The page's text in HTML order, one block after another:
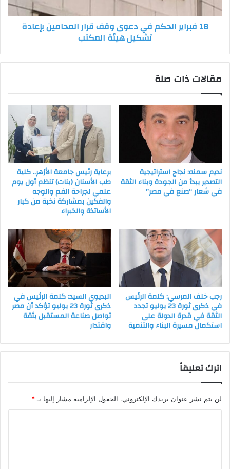
المحامين
بإعادة
تشكيل
18 فبراير الحكم في دعوى وقف قرار المحامين بإعادة
تشكيل هيئة المكتب
مقالات ذات صلة
نديم سمنه: نجاح استراتيجية
التصدير يبدأ من الجودة وبناء الثقة
في شعار “صنع في مصر”
برعاية رئيس جامعة الأزهر.. كلية
طب الأسنان (بنات) تنظم أول يوم
علمي لجراحة الفم والوجه
والفكين بمشاركة نخبة من كبار
الأساتذة والخبراء
رجب خلف المرسي: كلمة الرئيس
في ذكرى ثورة 23 يوليو تجدد
الثقة في قدرة الدولة على
استكمال مسيرة البناء والتنمية
البديوي السيد: كلمة الرئيس في
ذكرى ثورة 23 يوليو تؤكد أن مصر
تواصل صناعة المستقبل بثقة
واقتدار
اترك تعليقاً
لن يتم نشر عنوان بريدك الإلكتروني. الحقول الإلزامية مشار إليها بـ *